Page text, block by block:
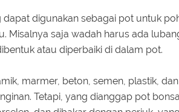
digunakan sebagai pot untuk
Misalnya saja wadah harus ada
atau diperbaiki di dalam pot.
marmer, beton, semen, plastik,
Tetapi, yang dianggap pot